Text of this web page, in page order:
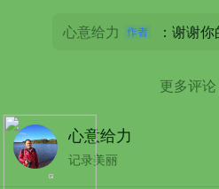
心意给力 ：谢谢
更多评论
心意给力
记录美丽